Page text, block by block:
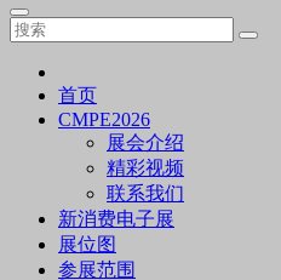
首页
CMPE2026
展会介绍
精彩视频
联系我们
新消费电子展
展位图
参展范围